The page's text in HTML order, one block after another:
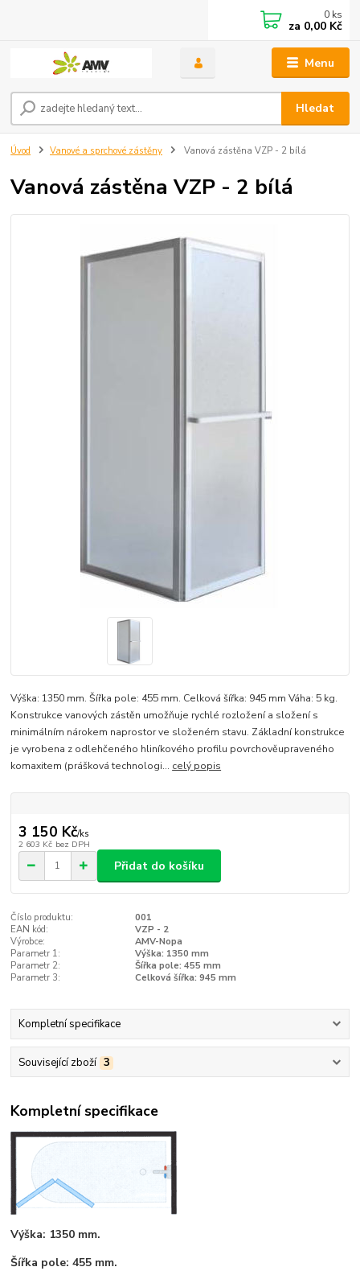
Menu
Hledat
0 ks
za 0,00 Kč
Úvod Vanové a sprchové zástěny Vanová zástěna VZP - 2 bílá
Vanová zástěna VZP - 2 bílá
Výška: 1350 mm. Šířka pole: 455 mm. Celková šířka: 945 mm Váha: 5 kg.
Konstrukce vanových zástěn umožňuje rychlé rozložení a složení s
minimálním nárokem naprostor ve složeném stavu. Základní konstrukce
je vyrobena z odlehčeného hliníkového profilu povrchověupraveného
komaxitem (prášková technologi... celý popis
3 150 Kč/ks
2 603 Kč bez DPH
Přidat do košíku
Číslo produktu:
001
EAN kód:
VZP - 2
Výrobce:
AMV-Nopa
Parametr 1:
Výška: 1350 mm
Parametr 2:
Šířka pole: 455 mm
Parametr 3:
Celková šířka: 945 mm
Kompletní specifikace
Související zboží 3
Kompletní specifikace
Výška: 1350 mm.
Šířka pole: 455 mm.